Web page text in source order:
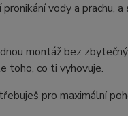
vody a prachu, a
montáž bez
toho, co ti vyhovuje.
pro maximální